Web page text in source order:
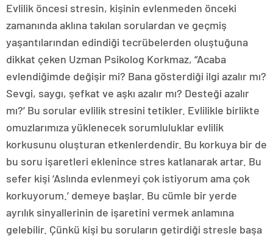
Evlilik öncesi stresin, kişinin evlenmeden önceki
zamanında aklına takılan sorulardan ve geçmiş
yaşantılarından edindiği tecrübelerden oluştuğuna
dikkat çeken Uzman Psikolog Korkmaz, “Acaba
evlendiğimde değişir mi? Bana gösterdiği ilgi azalır mı?
Sevgi, saygı, şefkat ve aşkı azalır mı? Desteği azalır
mı?’ Bu sorular evlilik stresini tetikler. Evlilikle birlikte
omuzlarımıza yüklenecek sorumluluklar evlilik
korkusunu oluşturan etkenlerdendir. Bu korkuya bir de
bu soru işaretleri eklenince stres katlanarak artar. Bu
sefer kişi ‘Aslında evlenmeyi çok istiyorum ama çok
korkuyorum.’ demeye başlar. Bu cümle bir yerde
ayrılık sinyallerinin de işaretini vermek anlamına
gelebilir. Çünkü kişi bu soruların getirdiği stresle başa